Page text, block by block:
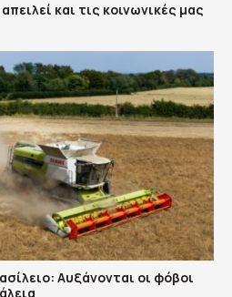
και τις κοινωνικές μας
Αυξάνονται οι φόβοι